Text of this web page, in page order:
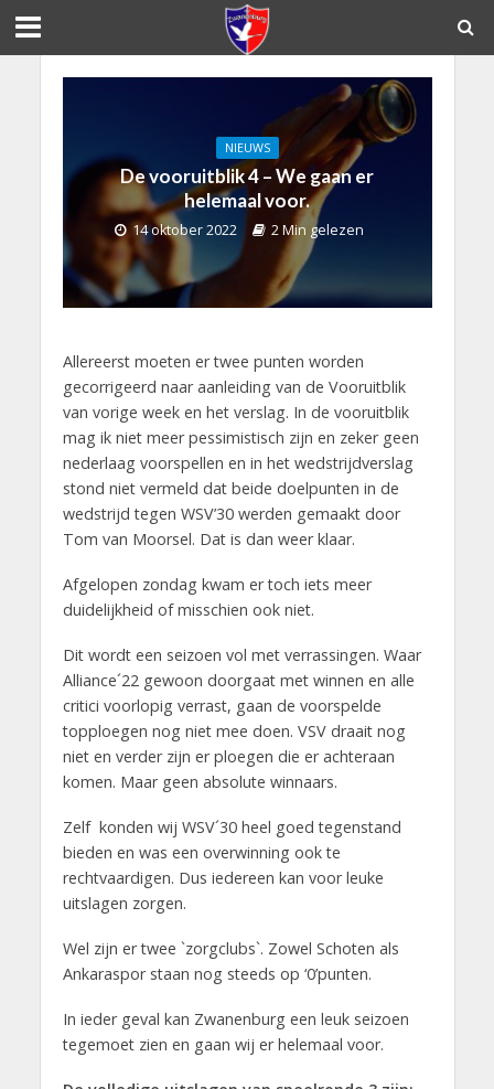
NIEUWS
De vooruitblik 4 – We gaan er
helemaal voor.
14 oktober 2022 2 Min gelezen
Allereerst moeten er twee punten worden
gecorrigeerd naar aanleiding van de Vooruitblik
van vorige week en het verslag. In de vooruitblik
mag ik niet meer pessimistisch zijn en zeker geen
nederlaag voorspellen en in het wedstrijdverslag
stond niet vermeld dat beide doelpunten in de
wedstrijd tegen WSV’30 werden gemaakt door
Tom van Moorsel. Dat is dan weer klaar.
Afgelopen zondag kwam er toch iets meer
duidelijkheid of misschien ook niet.
Dit wordt een seizoen vol met verrassingen. Waar
Alliance´22 gewoon doorgaat met winnen en alle
critici voorlopig verrast, gaan de voorspelde
topploegen nog niet mee doen. VSV draait nog
niet en verder zijn er ploegen die er achteraan
komen. Maar geen absolute winnaars.
Zelf konden wij WSV´30 heel goed tegenstand
bieden en was een overwinning ook te
rechtvaardigen. Dus iedereen kan voor leuke
uitslagen zorgen.
Wel zijn er twee `zorgclubs`. Zowel Schoten als
Ankaraspor staan nog steeds op ‘0’punten.
In ieder geval kan Zwanenburg een leuk seizoen
tegemoet zien en gaan wij er helemaal voor.